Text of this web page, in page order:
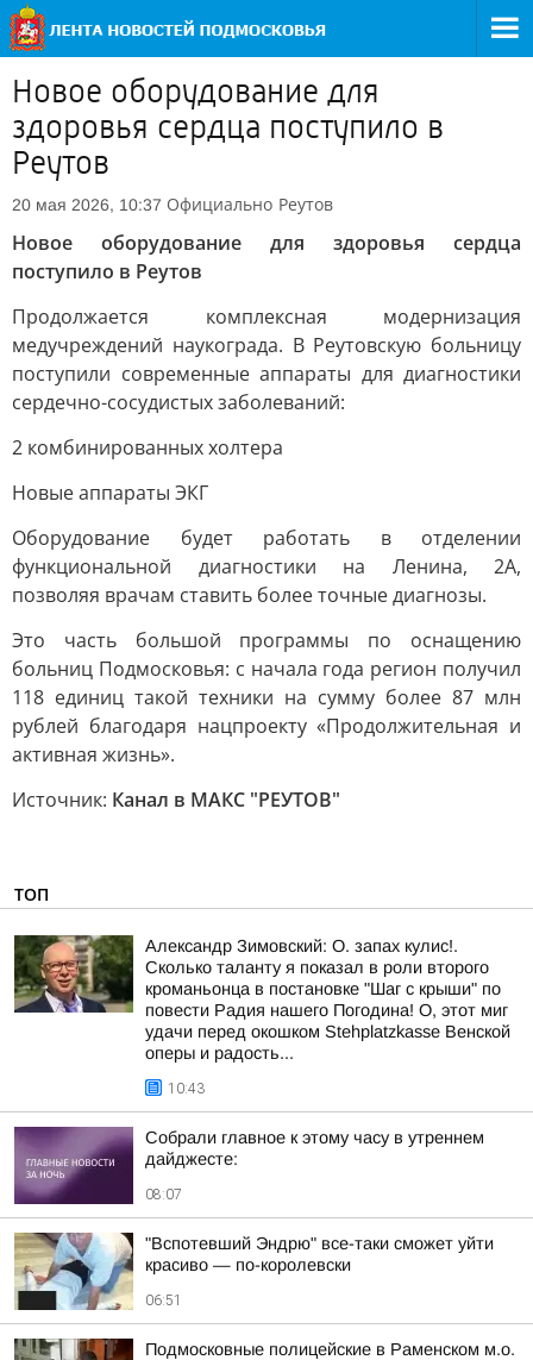
Новое оборудование для
здоровья сердца поступило в
Реутов
20 мая 2026, 10:37 Официально Реутов
Новое оборудование для здоровья сердца
поступило в Реутов
Продолжается комплексная модернизация
медучреждений наукограда. В Реутовскую больницу
поступили современные аппараты для диагностики
сердечно-сосудистых заболеваний:
2 комбинированных холтера
Новые аппараты ЭКГ
Оборудование будет работать в отделении
функциональной диагностики на Ленина, 2А,
позволяя врачам ставить более точные диагнозы.
Это часть большой программы по оснащению
больниц Подмосковья: с начала года регион получил
118 единиц такой техники на сумму более 87 млн
рублей благодаря нацпроекту «Продолжительная и
активная жизнь».
Источник: Канал в МАКС "РЕУТОВ"
ТОП
Александр Зимовский: О. запах кулис!.
Сколько таланту я показал в роли второго
кроманьонца в постановке "Шаг с крыши" по
повести Радия нашего Погодина! О, этот миг
удачи перед окошком Stehplatzkasse Венской
оперы и радость...
10:43
Собрали главное к этому часу в утреннем
дайджесте:
08:07
"Вспотевший Эндрю" все-таки сможет уйти
красиво — по-королевски
06:51
Подмосковные полицейские в Раменском м.о.